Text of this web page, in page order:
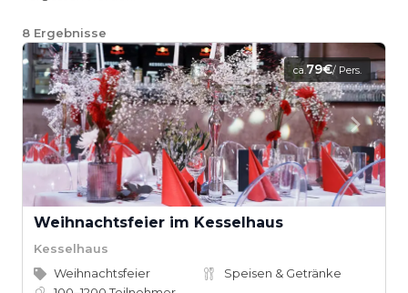
8 Ergebnisse
ca.79€/ Pers.
Weihnachtsfeier im Kesselhaus
Kesselhaus
Weihnachtsfeier
Speisen & Getränke